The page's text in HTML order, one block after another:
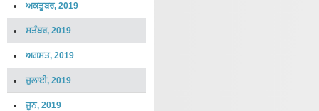
ਅਕਤੂਬਰ, 2019
ਸਤੰਬਰ, 2019
ਅਗਸਤ, 2019
ਜੁਲਾਈ, 2019
ਜੂਨ, 2019